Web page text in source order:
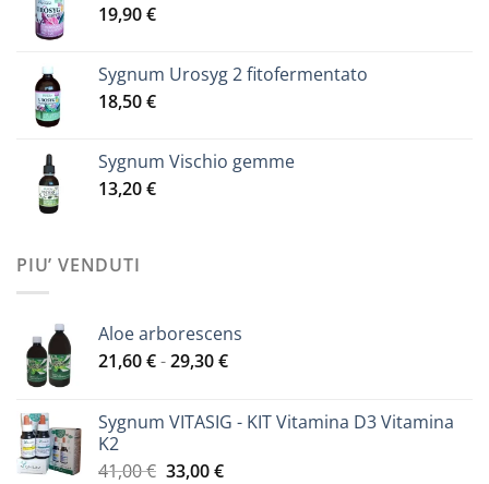
19,90€
Sygnum Urosyg 2 fitofermentato
18,50€
Sygnum Vischio gemme
13,20€
PIU’ VENDUTI
Aloe arborescens
21,60€-29,30€Fascia
da
Sygnum VITASIG - KIT Vitamina D3 Vitamina
K2
41,00€ Il
33,00€Il